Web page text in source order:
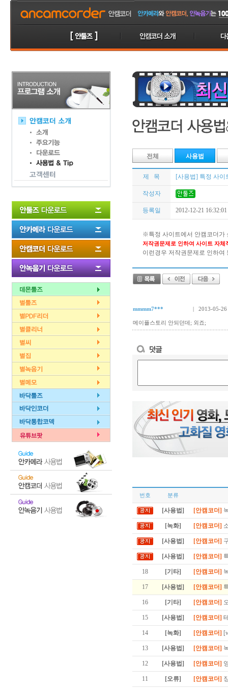
전체 사용법
제 목 [사용법] 특정 사이
작성자
등록일 2012-12-21 16:32:01
※특정 사이트에서 안캠코더가
저작권문제로 인하여 사이트 자체
이런경우 저작권문제로 인하여
mmmm7*** | 2013-05-26
메이플스토리 안되던데; 외죠;
번호 분류
[사용법] [안캠코더]
[녹화] [안캠코더]
[사용법] [안캠코더]
[사용법] [안캠코더]
18 [기타] [안캠코더]
17 [사용법] [안캠코더]
16 [기타] [안캠코더]
15 [사용법] [안캠코더]
14 [녹화] [안캠코더]
13 [사용법] [안캠코더]
12 [사용법] [안캠코더]
11 [오류] [안캠코더]